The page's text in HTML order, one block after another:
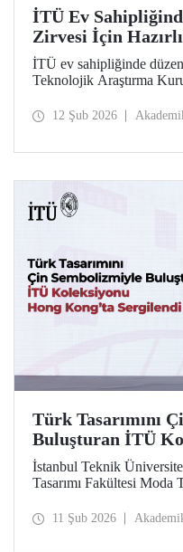
İTÜ Ev
Zirvesi İçin
İTÜ ev sahipliğinde
Teknolojik Araştırma
Organizations) 2026
12 Şub 2026
Türk Tasarımını
Buluşturan İTÜ
Kong’ta Sergilendi
İstanbul Teknik
Tasarımı Fakültesi Moda
tasarlanan ve Öğr. Gör.
11 Şub 2026